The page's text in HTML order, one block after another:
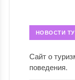
НОВОСТИ
Сайт о
поведения.